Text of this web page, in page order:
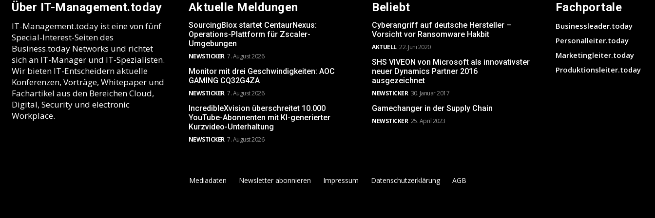
Über IT-Management.today
IT-Management.today ist eine von fünf
Special-Interest-Seiten des
Business.today Networks und richtet
sich an IT-Manager und IT-Spezialisten.
Wir bieten IT-Entscheidern aktuelle
Konferenzen, Vorträge, Whitepaper und
Fachartikel aus den Bereichen Cloud,
Digital, Security und electronic
Workplace.
Aktuelle Meldungen
SourcingBlox startet CentaurNexus:
Operations-Plattform für Zscaler-
Umgebungen
NEWSTICKER 7. August 2026
Monitor mit drei Geschwindigkeiten: AOC
GAMING CQ32G4ZA
NEWSTICKER 7. August 2026
IncredibleXvision überschreitet 10.000
YouTube-Abonnenten mit KI-generierter
Kurzvideo-Unterhaltung
NEWSTICKER 7. August 2026
Beliebt
Cyberangriff auf deutsche Hersteller –
Vorsicht vor Ransomware Hakbit
AKTUELL 22. Juni 2020
SHS VIVEON von Microsoft als innovativster
neuer Dynamics Partner 2016
ausgezeichnet
NEWSTICKER 30. Januar 2017
Gamechanger in der Supply Chain
NEWSTICKER 25. April 2023
Fachportale
Businessleader.today
Personalleiter.today
Marketingleiter.today
Produktionsleiter.today
Mediadaten Newsletter abonnieren Impressum Datenschutzerklärung AGB